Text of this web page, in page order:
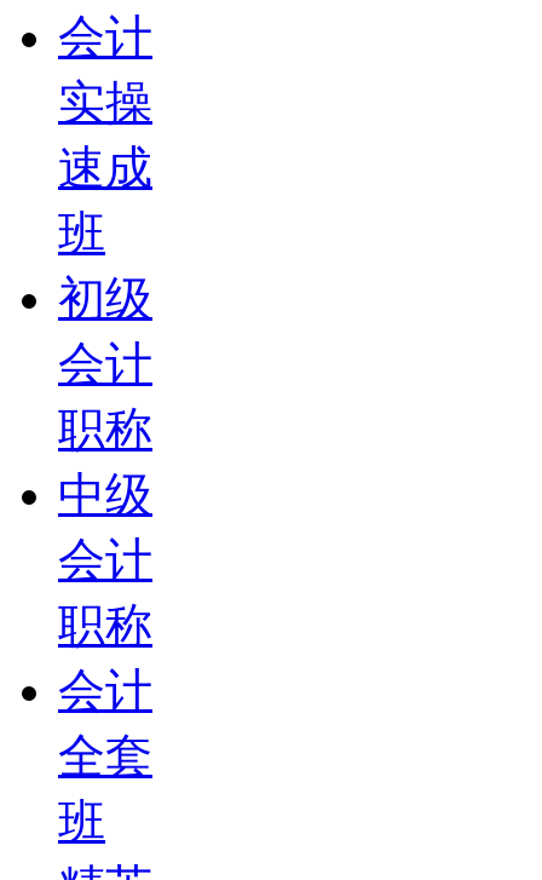
会计
实操
速成
班
初级
会计
职称
中级
会计
职称
会计
全套
班